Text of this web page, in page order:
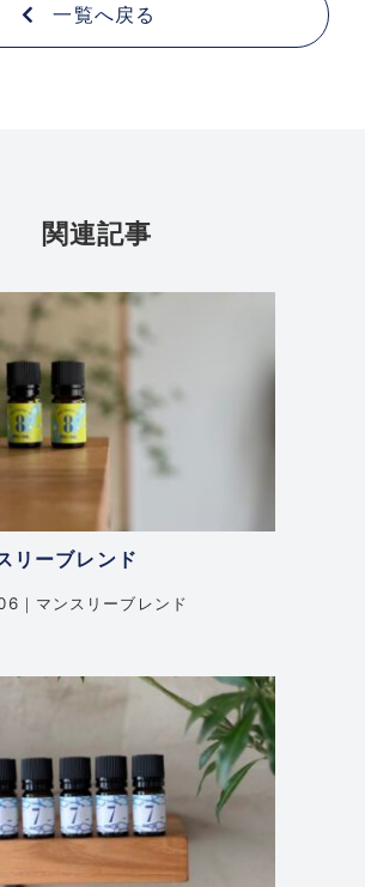
一覧へ戻る
関連記事
リーブレンド
マンスリーブレンド